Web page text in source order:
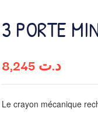
3 PORTE
د.ت
Le crayon mécanique